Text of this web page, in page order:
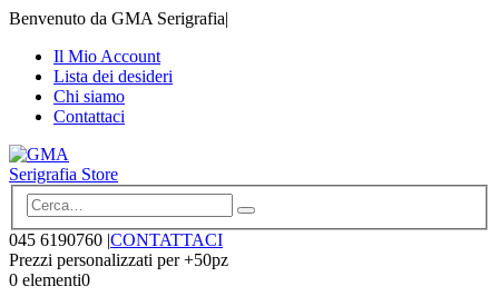
Benvenuto da GMA Serigrafia|
Il Mio Account
Lista dei desideri
Chi siamo
Contattaci
045 6190760 |CONTATTACI
Prezzi personalizzati per +50pz
0 elementi0